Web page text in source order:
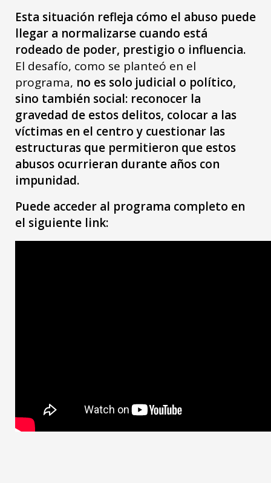
Esta situación refleja cómo el abuso puede
llegar a normalizarse cuando está
rodeado de poder, prestigio o influencia.
El desafío, como se planteó en el
programa, no es solo judicial o político,
sino también social: reconocer la
gravedad de estos delitos, colocar a las
víctimas en el centro y cuestionar las
estructuras que permitieron que estos
abusos ocurrieran durante años con
impunidad.
Puede acceder al programa completo en
el siguiente link: